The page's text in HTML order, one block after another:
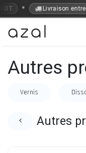
Se rendre au contenu
DT • Livraison
Autres
Vernis
Autres